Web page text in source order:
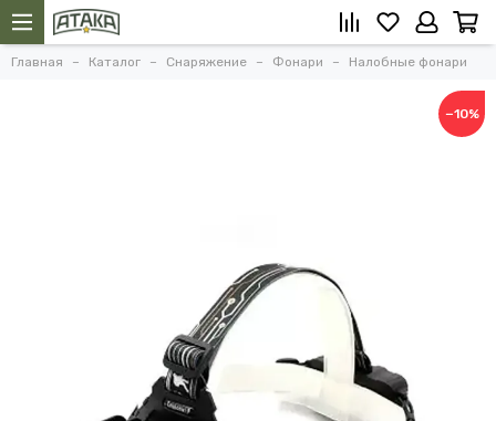
Главная Каталог Снаряжение Фонари Налобные фонари
−10%